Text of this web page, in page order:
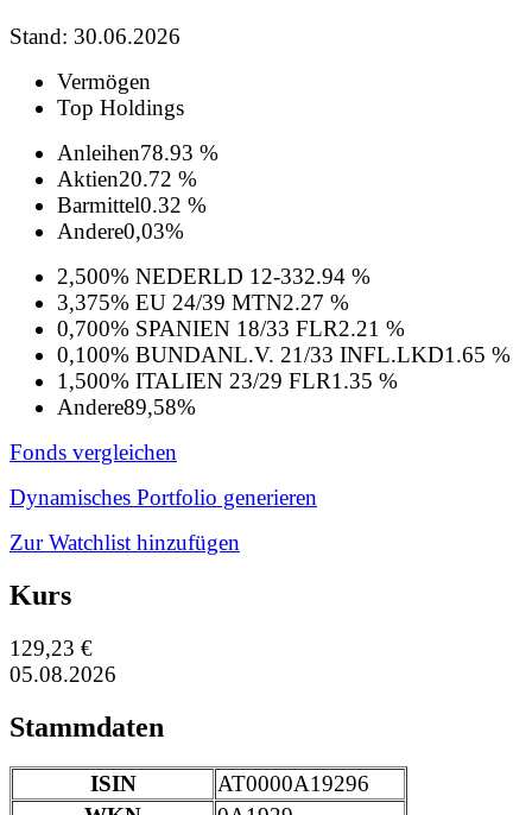
Stand: 30.06.2026
Vermögen
Top Holdings
Anleihen78.93 %
Aktien20.72 %
Barmittel0.32 %
Andere0,03%
2,500% NEDERLD 12-332.94 %
3,375% EU 24/39 MTN2.27 %
0,700% SPANIEN 18/33 FLR2.21 %
0,100% BUNDANL.V. 21/33 INFL.LKD1.65 %
1,500% ITALIEN 23/29 FLR1.35 %
Andere89,58%
Fonds vergleichen
Dynamisches Portfolio generieren
Zur Watchlist hinzufügen
Kurs
129,23 €
05.08.2026
Stammdaten
ISIN
AT0000A19296